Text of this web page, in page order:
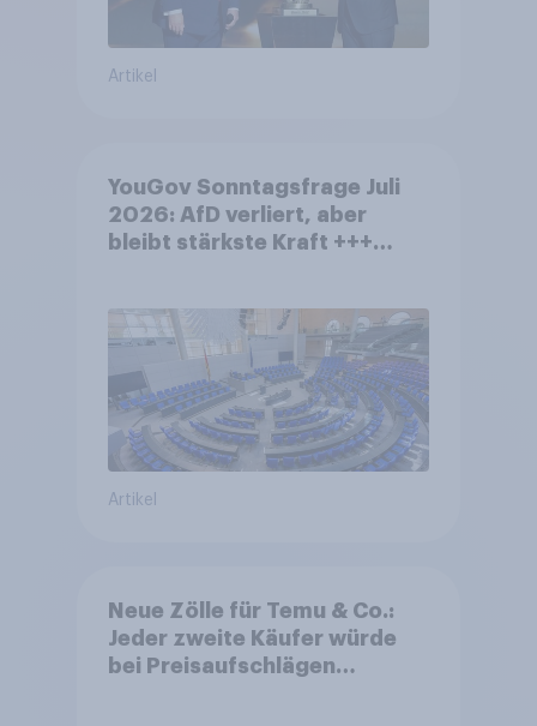
Artikel
YouGov Sonntagsfrage Juli
2026: AfD verliert, aber
bleibt stärkste Kraft +++
Artikel
Neue Zölle für Temu & Co.:
Jeder zweite Käufer würde
bei Preisaufschlägen